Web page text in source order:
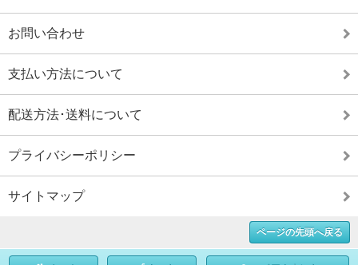
お問い合わせ
支払い方法について
配送方法･送料について
プライバシーポリシー
サイトマップ
ページの先頭へ戻る